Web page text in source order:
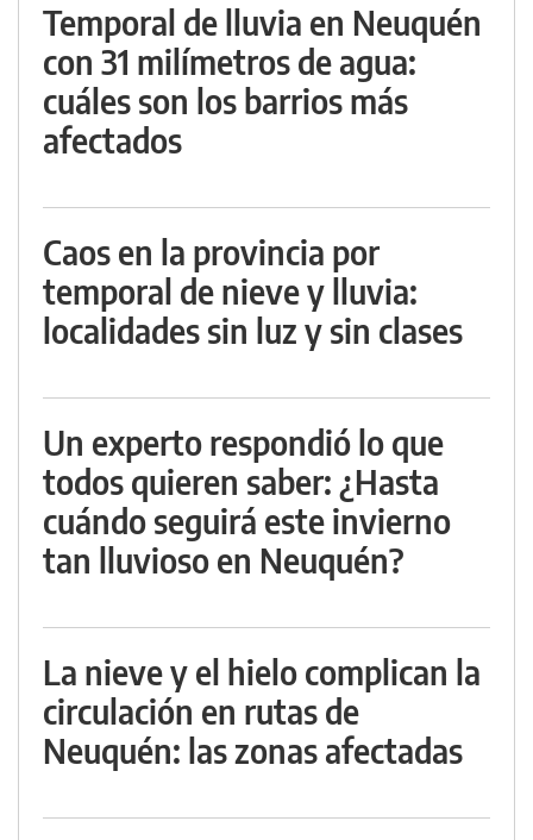
Temporal de lluvia en Neuquén
con 31 milímetros de agua:
cuáles son los barrios más
afectados
Caos en la provincia por
temporal de nieve y lluvia:
localidades sin luz y sin clases
Un experto respondió lo que
todos quieren saber: ¿Hasta
cuándo seguirá este invierno
tan lluvioso en Neuquén?
La nieve y el hielo complican la
circulación en rutas de
Neuquén: las zonas afectadas